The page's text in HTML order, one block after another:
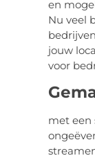
en
Nu veel
jouw
voor
met een